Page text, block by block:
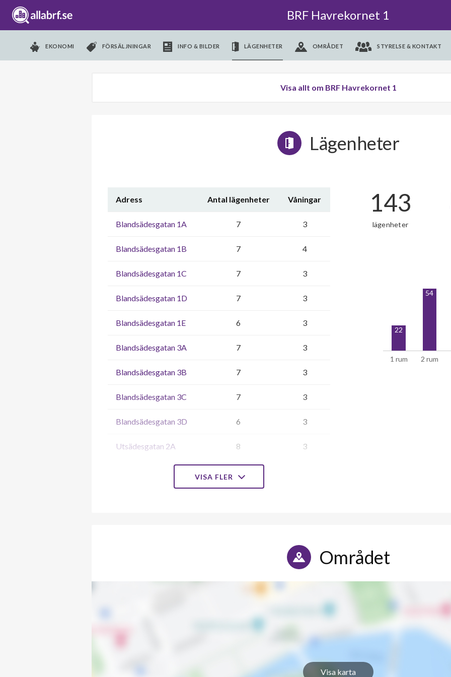
BRF Havrekornet 1
EKONOMI FÖRSÄLJNINGAR INFO & BILDER LÄGENHETER OMRÅDET STYRELSE & KONTAKT
Visa allt om BRF Havrekornet 1
Lägenheter
Adress Antal lägenheter Våningar
Blandsädesgatan 1A 7 3
Blandsädesgatan 1B 7 4
Blandsädesgatan 1C 7 3
Blandsädesgatan 1D 7 3
Blandsädesgatan 1E 6 3
Blandsädesgatan 3A 7 3
Blandsädesgatan 3B 7 3
Blandsädesgatan 3C 7 3
Blandsädesgatan 3D 6 3
Utsädesgatan 2A 8 3
3
3
-
VISA FLER
143
lägenheter
1 rum 2 rum
22
54
Området
Visa karta